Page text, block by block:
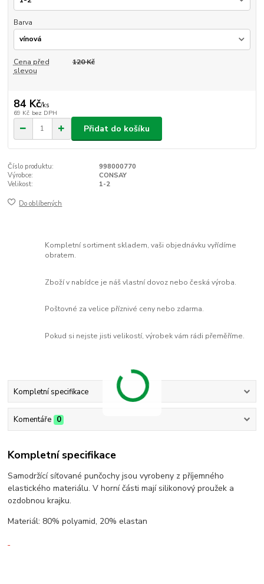
Barva
Cena před
slevou
120 Kč
84 Kč/ks
69 Kč bez DPH
Přidat do košíku
Číslo produktu:
998000770
Výrobce:
CONSAY
Velikost:
1-2
Do oblíbených
Kompletní sortiment skladem, vaši objednávku vyřídíme
obratem.
Zboží v nabídce je náš vlastní dovoz nebo česká výroba.
Poštovné za velice příznivé ceny nebo zdarma.
Pokud si nejste jisti velikostí, výrobek vám rádi přeměříme.
Kompletní specifikace
Komentáře 0
Kompletní specifikace
Samodržící síťované punčochy jsou vyrobeny z příjemného
elastického materiálu. V horní části mají silikonový proužek a
ozdobnou krajku.
Materiál: 80% polyamid, 20% elastan